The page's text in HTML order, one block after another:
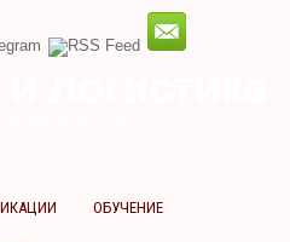
ОБУЧЕНИЕ